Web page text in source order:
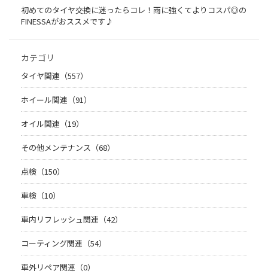
初めてのタイヤ交換に迷ったらコレ！雨に強くてよりコスパ◎の
FINESSAがおススメです♪
カテゴリ
タイヤ関連（557）
ホイール関連（91）
オイル関連（19）
その他メンテナンス（68）
点検（150）
車検（10）
車内リフレッシュ関連（42）
コーティング関連（54）
車外リペア関連（0）